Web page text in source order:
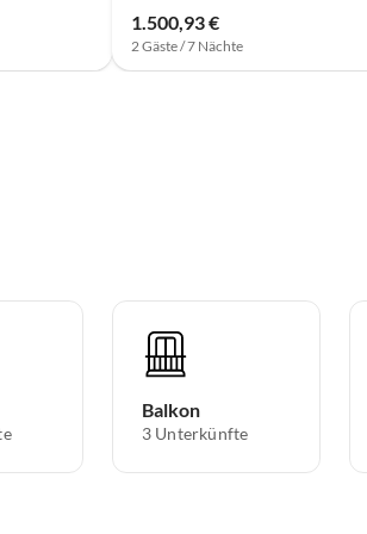
1.500,93 €
2 Gäste / 7 Nächte
Balkon
3 Unterkünfte